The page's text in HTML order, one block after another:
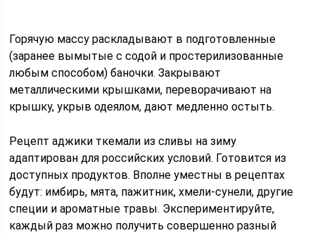
Горячую массу раскладывают в подготовленные
(заранее вымытые с содой и простерилизованные
любым способом) баночки. Закрывают
металлическими крышками, переворачивают на
крышку, укрыв одеялом, дают медленно остыть.
Рецепт аджики ткемали из сливы на зиму
адаптирован для российских условий. Готовится из
доступных продуктов. Вполне уместны в рецептах
будут: имбирь, мята, пажитник, хмели-сунели, другие
специи и ароматные травы. Экспериментируйте,
каждый раз можно получить совершенно разный